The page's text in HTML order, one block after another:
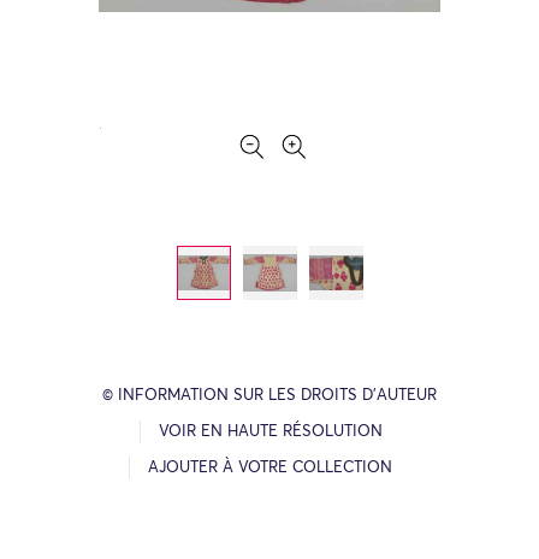
© INFORMATION SUR LES DROITS D’AUTEUR
VOIR EN HAUTE RÉSOLUTION
AJOUTER À VOTRE COLLECTION